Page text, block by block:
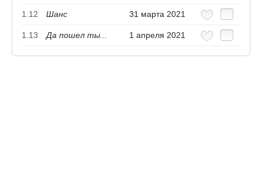
1.12 Шанс 31 марта 2021
1.13 Да пошел ты... 1 апреля 2021